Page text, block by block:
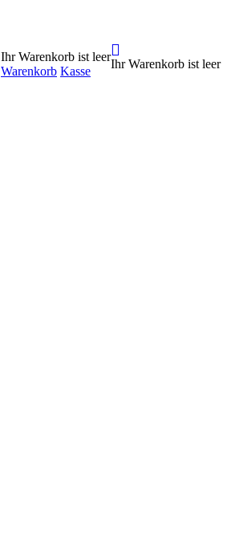
Ihr Warenkorb ist leer
Warenkorb Kasse
Ihr Warenkorb ist leer